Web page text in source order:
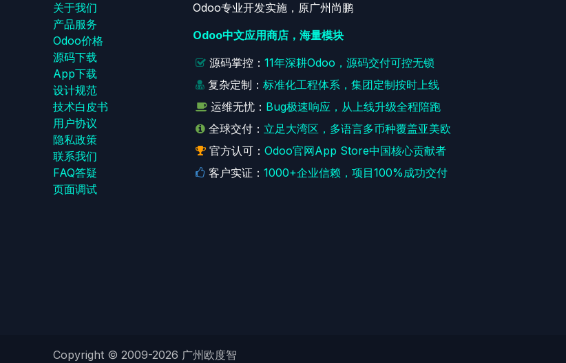
关于我们
产品服务
Odoo价格
源码下载
App下载
设计规范
技术白皮书
用户协议
‎隐私政策‎
联系我们
FAQ答疑
页面调试
Odoo专业开发实施，原广州尚鹏
Odoo中文应用商店，海量模块
源码掌控：11年深耕Odoo，源码交付可控无锁
复杂定制：标准化工程体系，集团定制按时上线
运维无忧： Bug极速响应，从上线升级全程陪跑
全球交付： 立足大湾区，多语言多币种覆盖亚美欧
官方认可：Odoo官网App Store中国核心贡献者
客户实证：1000+企业信赖，项目100%成功交付
Copyright © 2009-2026 广州欧度智